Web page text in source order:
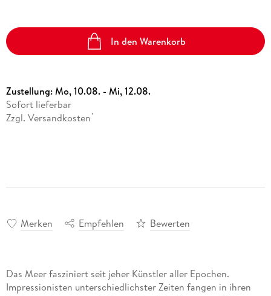
In den Warenkorb
Zustellung:Mo, 10.08. - Mi, 12.08.
Sofort lieferbar
Zzgl. Versandkosten *
Merken Empfehlen Bewerten
Das Meer fasziniert seit jeher Künstler aller Epochen.
Impressionisten unterschiedlichster Zeiten fangen in ihren